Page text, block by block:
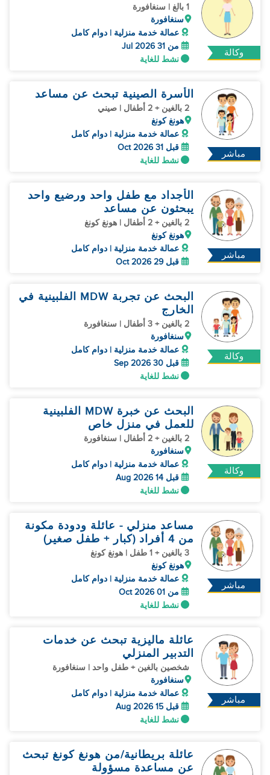
وكالة
1 بالغ | سنغافورة
سنغافورة
عمالة خدمة منزلية | دوام كامل
من 31 Jul 2026
نشط للغاية
مباشر
الأسرة الصينية تبحث عن مساعد
2 بالغين + 2 أطفال | صيني
هونغ كونغ
عمالة خدمة منزلية | دوام كامل
قبل 31 Oct 2026
نشط للغاية
مباشر
الأجداد مع طفل واحد ورضيع واحد
يبحثون عن مساعد
2 بالغين + 2 أطفال | هونغ كونغ
هونغ كونغ
عمالة خدمة منزلية | دوام كامل
قبل 29 Oct 2026
وكالة
البحث عن تجربة MDW الفلبينية في
الخارج
2 بالغين + 3 أطفال | سنغافورة
سنغافورة
عمالة خدمة منزلية | دوام كامل
قبل 30 Sep 2026
نشط للغاية
وكالة
البحث عن خبرة MDW الفلبينية
للعمل في منزل خاص
2 بالغين + 2 أطفال | سنغافورة
سنغافورة
عمالة خدمة منزلية | دوام كامل
قبل 14 Aug 2026
نشط للغاية
مباشر
مساعد منزلي - عائلة ودودة مكونة
من 4 أفراد (كبار + طفل صغير)
3 بالغين + 1 طفل | هونغ كونغ
هونغ كونغ
عمالة خدمة منزلية | دوام كامل
من 01 Oct 2026
نشط للغاية
مباشر
عائلة ماليزية تبحث عن خدمات
التدبير المنزلي
شخصين بالغين + طفل واحد | سنغافورة
سنغافورة
عمالة خدمة منزلية | دوام كامل
قبل 15 Aug 2026
نشط للغاية
عائلة بريطانية/من هونغ كونغ تبحث
عن مساعدة مسؤولة